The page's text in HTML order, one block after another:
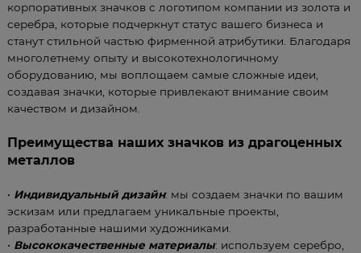
корпоративных значков с логотипом компании из золота и
серебра, которые подчеркнут статус вашего бизнеса и
станут стильной частью фирменной атрибутики. Благодаря
многолетнему опыту и высокотехнологичному
оборудованию, мы воплощаем самые сложные идеи,
создавая значки, которые привлекают внимание своим
качеством и дизайном.
Преимущества наших значков из драгоценных
металлов
• Индивидуальный дизайн: мы создаем значки по вашим
эскизам или предлагаем уникальные проекты,
разработанные нашими художниками.
• Высококачественные материалы: используем серебро,